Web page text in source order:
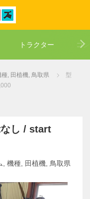
トラクター コ
種, 田植機, 鳥取県
型
し / start
機種 田植機 鳥取県